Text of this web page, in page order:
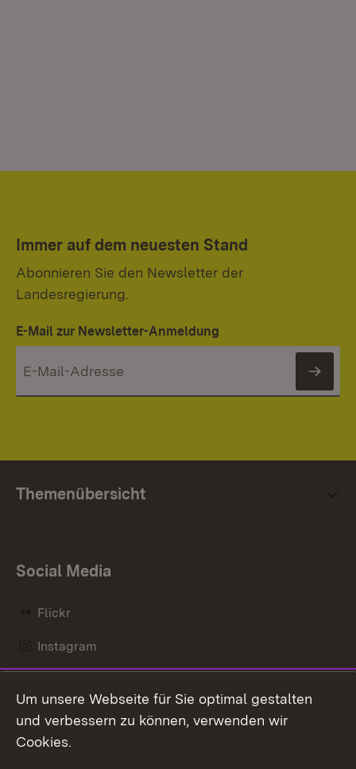
Immer auf dem neuesten Stand
Abonnieren Sie den Newsletter der
Landesregierung.
E-Mail zur Newsletter-Anmeldung
Themenübersicht
Social Media
Flickr
Instagram
Mastodon
Messenger
Um unsere Webseite für Sie optimal gestalten
und verbessern zu können, verwenden wir
Cookies.